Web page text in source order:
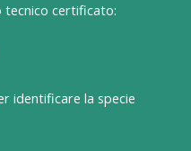
certificato:
identificare la specie